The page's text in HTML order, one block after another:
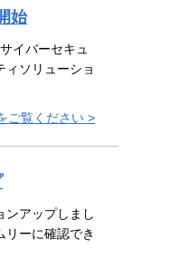
始
イバーセキュ
ィソリューショ
ご覧ください >
ンアップしまし
リーに確認でき